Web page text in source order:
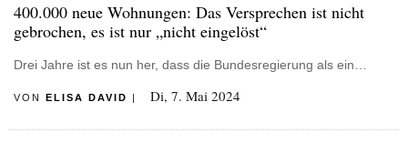
400.000 neue Wohnungen: Das Versprechen ist nicht
gebrochen, es ist nur „nicht eingelöst“
Drei Jahre ist es nun her, dass die Bundesregierung als ein…
VON ELISA DAVID Di, 7. Mai 2024